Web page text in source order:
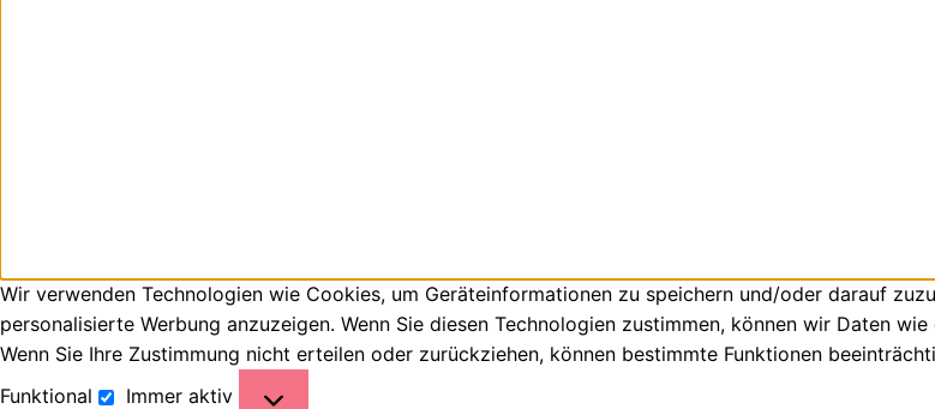
Wir verwenden Technologien wie Cookies, um Geräteinformationen zu speichern und/oder darauf
personalisierte Werbung anzuzeigen. Wenn Sie diesen Technologien zustimmen, können wir Daten
Wenn Sie Ihre Zustimmung nicht erteilen oder zurückziehen, können bestimmte Funktionen
Funktional
Immer aktiv